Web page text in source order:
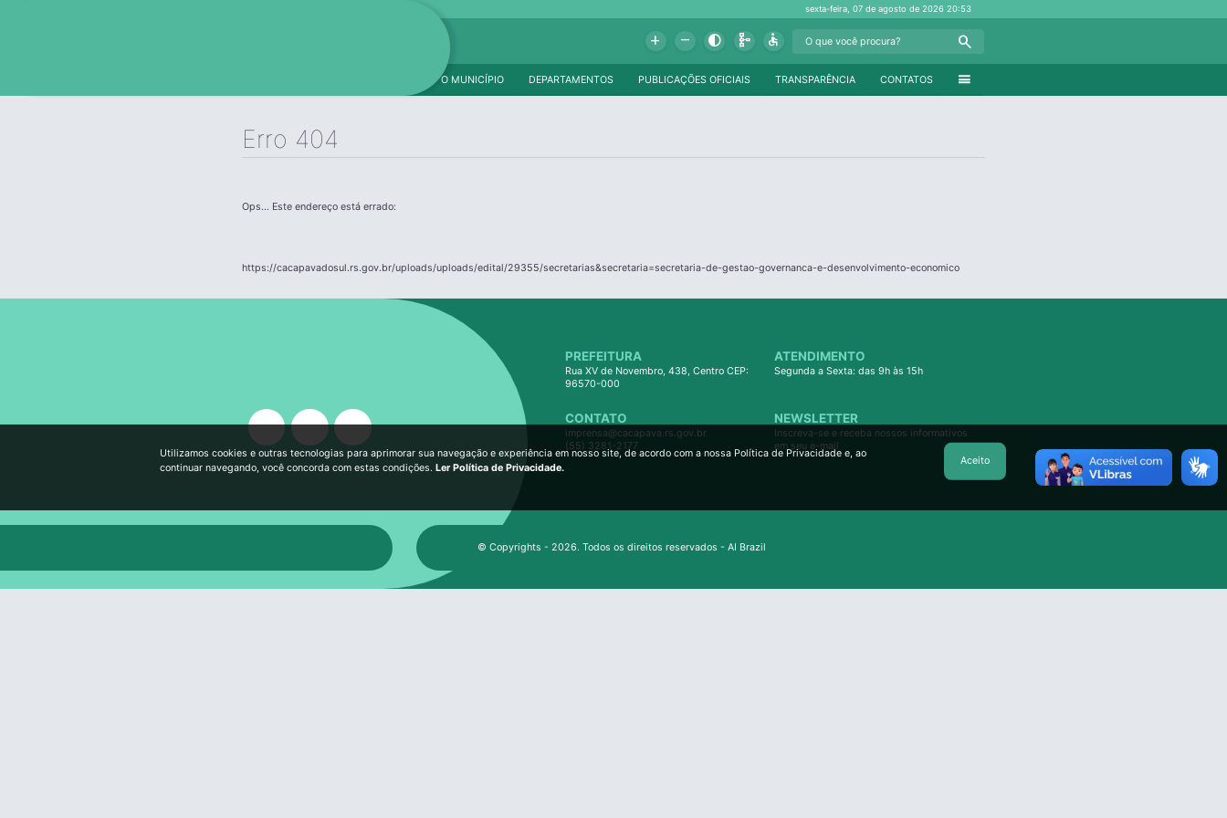
sexta-feira, 07 de agosto de 2026 20:53
Add Remove Contrast Schema Accessible Search
menu
CONTATOS
TRANSPARÊNCIA
PUBLICAÇÕES OFICIAIS
DEPARTAMENTOS
O MUNICÍPIO
Erro 404
Ops... Este endereço está errado:
https://cacapavadosul.rs.gov.br/uploads/uploads/edital/29355/secretarias&secretaria=secretaria-de-gestao-governanca-e-desenvolvimento-economico
PREFEITURA
Rua XV de Novembro, 438, Centro CEP:
96570-000
ATENDIMENTO
Segunda a Sexta: das 9h às 15h
CONTATO
imprensa@cacapava.rs.gov.br
(55) 3281-2177
NEWSLETTER
Inscreva-se e receba nossos informativos
em seu e-mail
© Copyrights - 2026. Todos os direitos reservados - AI Brazil
Utilizamos cookies e outras tecnologias para aprimorar sua navegação e experiência em nosso site, de acordo com a nossa Política de Privacidade e, ao
continuar navegando, você concorda com estas condições. Ler Política de Privacidade.
Aceito